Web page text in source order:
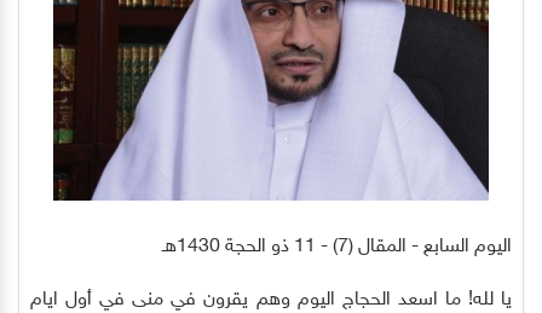
اليوم السابع - المقال (7) - 11 ذو الحجة 1430هـ
يا لله! ما اسعد الحجاج اليوم وهم يقرون في منى في أول ايام